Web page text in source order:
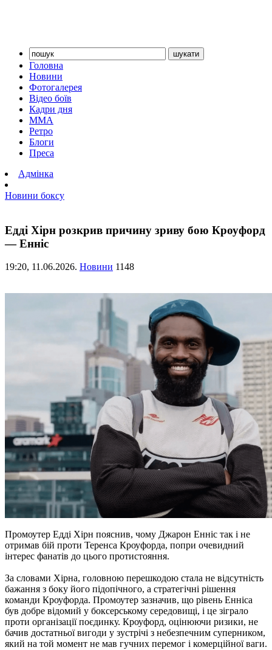
Головна
Новини
Фотогалерея
Відео боїв
Кадри дня
ММА
Ретро
Блоги
Преса
Адмінка
Новини боксу
Едді Хірн розкрив причину зриву бою Кроуфорд
— Енніс
19:20, 11.06.2026. Новини 1148
Промоутер Едді Хірн пояснив, чому Джарон Енніс так і не
отримав бій проти Теренса Кроуфорда, попри очевидний
інтерес фанатів до цього протистояння.
За словами Хірна, головною перешкодою стала не відсутність
бажання з боку його підопічного, а стратегічні рішення
команди Кроуфорда. Промоутер зазначив, що рівень Енніса
був добре відомий у боксерському середовищі, і це зіграло
проти організації поєдинку. Кроуфорд, оцінюючи ризики, не
бачив достатньої вигоди у зустрічі з небезпечним суперником,
який на той момент не мав гучних перемог і комерційної ваги.